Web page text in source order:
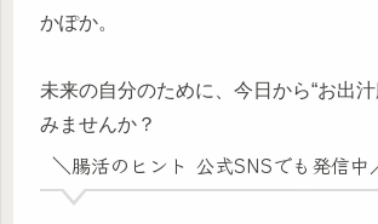
かぽか。
未来の自分のために、今日から“お出汁
みませんか？
＼腸活のヒント 公式SNSでも発信中